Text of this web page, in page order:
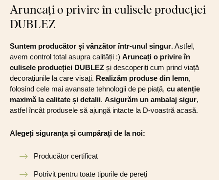
Aruncați o privire în culisele producției
DUBLEZ
Suntem producător și vânzător într-unul singur. Astfel,
avem control total asupra calității :) Aruncați o privire în
culisele producției DUBLEZ și descoperiți cum prind viață
decorațiunile la care visați. Realizăm produse din lemn,
folosind cele mai avansate tehnologii de pe piață, cu atenție
maximă la calitate și detalii. Asigurăm un ambalaj sigur,
astfel încât produsele să ajungă intacte la D-voastră acasă.
Alegeți siguranța și cumpărați de la noi:
Producător certificat
Potrivit pentru toate tipurile de pereți